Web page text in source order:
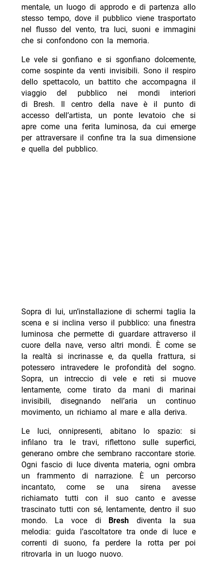
mentale, un luogo di approdo e di partenza allo
stesso tempo, dove il pubblico viene trasportato
nel flusso del vento, tra luci, suoni e immagini
che si confondono con la memoria.
Le vele si gonfiano e si sgonfiano dolcemente,
come sospinte da venti invisibili. Sono il respiro
dello spettacolo, un battito che accompagna il
viaggio del pubblico nei mondi interiori
di Bresh. Il centro della nave è il punto di
accesso dell’artista, un ponte levatoio che si
apre come una ferita luminosa, da cui emerge
per attraversare il confine tra la sua dimensione
e quella del pubblico.
Sopra di lui, un’installazione di schermi taglia la
scena e si inclina verso il pubblico: una finestra
luminosa che permette di guardare attraverso il
cuore della nave, verso altri mondi. È come se
la realtà si incrinasse e, da quella frattura, si
potessero intravedere le profondità del sogno.
Sopra, un intreccio di vele e reti si muove
lentamente, come tirato da mani di marinai
invisibili, disegnando nell’aria un continuo
movimento, un richiamo al mare e alla deriva.
Le luci, onnipresenti, abitano lo spazio: si
infilano tra le travi, riflettono sulle superfici,
generano ombre che sembrano raccontare storie.
Ogni fascio di luce diventa materia, ogni ombra
un frammento di narrazione. È un percorso
incantato, come se una sirena avesse
richiamato tutti con il suo canto e avesse
trascinato tutti con sé, lentamente, dentro il suo
mondo. La voce di
Bresh diventa la sua
melodia: guida l’ascoltatore tra onde di luce e
correnti di suono, fa perdere la rotta per poi
ritrovarla in un luogo nuovo.